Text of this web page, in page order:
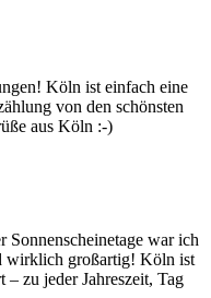
Köln ist einfach eine
von den schönsten
aus Köln :-)
Sonnenscheinetage war ich
wirklich großartig! Köln ist
zu jeder Jahreszeit, Tag